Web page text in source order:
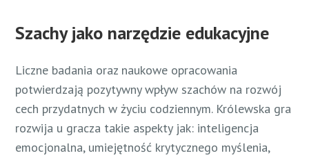
Szachy jako narzędzie edukacyjne
Liczne badania oraz naukowe opracowania
potwierdzają pozytywny wpływ szachów na rozwój
cech przydatnych w życiu codziennym. Królewska gra
rozwija u gracza takie aspekty jak: inteligencja
emocjonalna, umiejętność krytycznego myślenia,